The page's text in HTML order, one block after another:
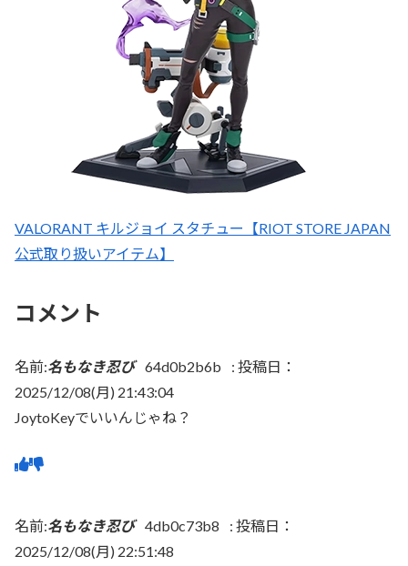
VALORANT キルジョイ スタチュー【RIOT STORE JAPAN
公式取り扱いアイテム】
コメント
名前:名もなき忍び 64d0b2b6b : 投稿日：
2025/12/08(月) 21:43:04
JoytoKeyでいいんじゃね？
名前:名もなき忍び 4db0c73b8 : 投稿日：
2025/12/08(月) 22:51:48